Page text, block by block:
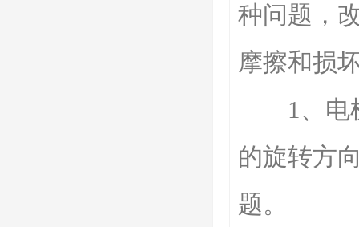
种问题，
摩擦和损
1、电机
的旋转方
题。